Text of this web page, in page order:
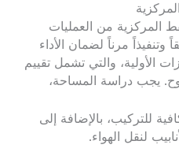
المركزية من العمليات
وتنفيذاً مرناً لضمان الأداء
الأولية، والتي تشمل تقييم
يجب دراسة المساحة،
للتركيب، بالإضافة إلى
لنقل الهواء.